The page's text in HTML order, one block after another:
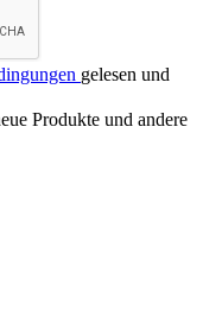
gelesen und
Produkte und andere